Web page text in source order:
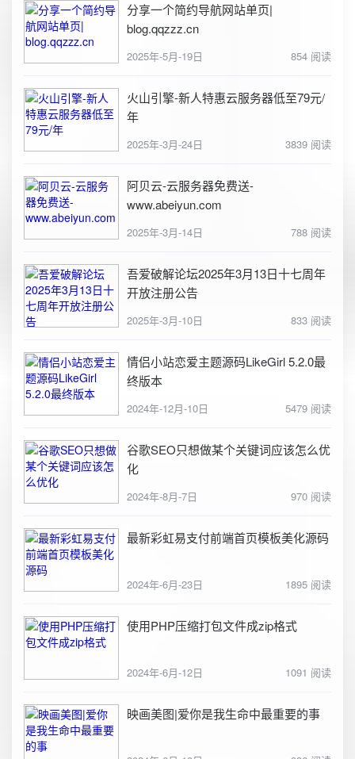
分享一个简约导航网站单页|
blog.qqzzz.cn
2025年-5月-19日 854 阅读
火山引擎-新人特惠云服务器低至79元/
年
2025年-3月-24日 3839 阅读
阿贝云-云服务器免费送-
www.abeiyun.com
2025年-3月-14日 788 阅读
吾爱破解论坛2025年3月13日十七周年
开放注册公告
2025年-3月-10日 833 阅读
情侣小站恋爱主题源码LikeGirl 5.2.0最
终版本
2024年-12月-10日 5479 阅读
谷歌SEO只想做某个关键词应该怎么优
化
2024年-8月-7日 970 阅读
最新彩虹易支付前端首页模板美化源码
2024年-6月-23日 1895 阅读
使用PHP压缩打包文件成zip格式
2024年-6月-12日 1091 阅读
映画美图|爱你是我生命中最重要的事